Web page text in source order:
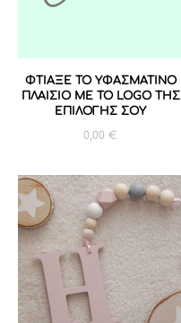
ΦΤΙΑΞΕ ΤΟ ΥΦΑΣΜΑΤΙΝΟ
ΠΛΑΙΣΙΟ ΜΕ ΤΟ LOGO ΤΗΣ
ΕΠΙΛΟΓΗΣ ΣΟΥ
0,00 €